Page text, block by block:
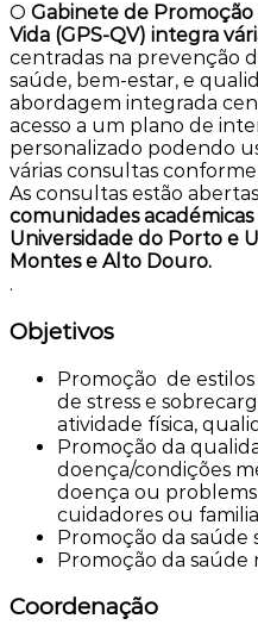
O Gabinete de
Vida (GPS-QV) integra
centradas na prevenção
saúde, bem-estar, e
abordagem integrada
acesso a um plano de
personalizado podendo
várias consultas conforme
As consultas estão
comunidades
Universidade do Porto e
Montes e Alto Douro.
.
Objetivos
Promoção de estilos
de stress e
atividade física,
Promoção da
doença/condições
doença ou
cuidadores ou
Promoção da saúde
Promoção da saúde
Coordenação